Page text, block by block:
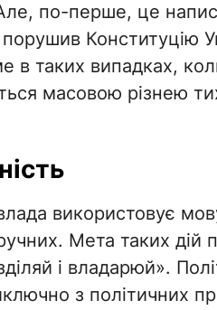
по-перше, це
Конституцію
в таких випадках,
масовою різнею
використовує
Мета таких дій
і владарюй».
з політичних